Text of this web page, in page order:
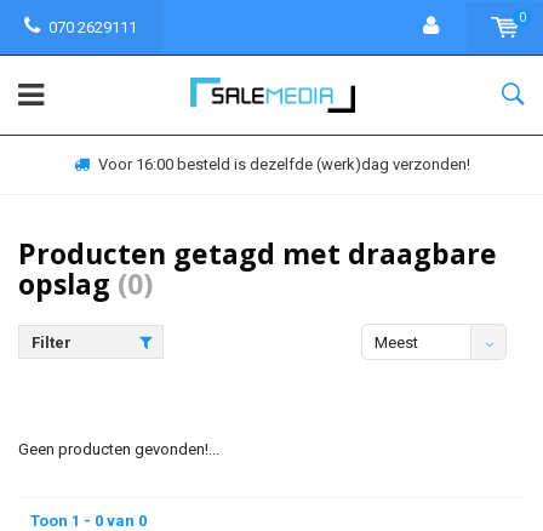
070 2629111
0
Voor 16:00 besteld is dezelfde (werk)dag verzonden!
Producten getagd met draagbare
opslag (0)
Filter
Meest
Geen producten gevonden!...
Toon 1 - 0 van 0